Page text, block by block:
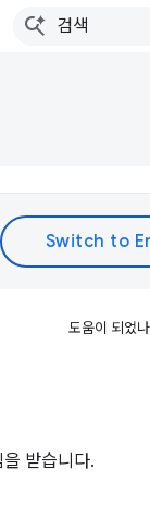
도움이 되었
받습니다.